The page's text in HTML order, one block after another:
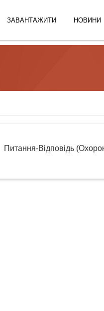
ЗАВАНТАЖИТИ НОВИНИ
Питання-Відповідь